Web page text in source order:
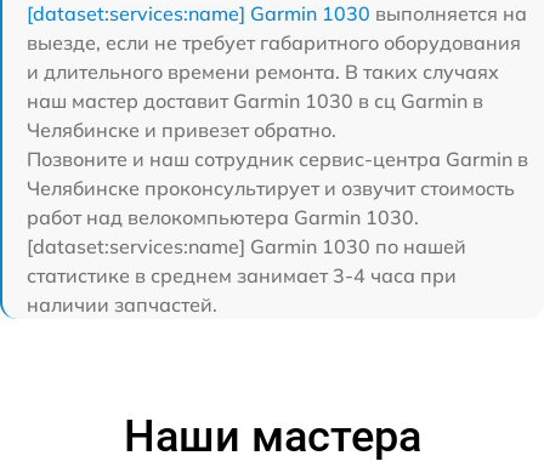
[dataset:services:name] Garmin 1030 выполняется на
выезде, если не требует габаритного оборудования
и длительного времени ремонта. В таких случаях
наш мастер доставит Garmin 1030 в сц Garmin в
Челябинске и привезет обратно.
Позвоните и наш сотрудник сервис-центра Garmin в
Челябинске проконсультирует и озвучит стоимость
работ над велокомпьютера Garmin 1030.
[dataset:services:name] Garmin 1030 по нашей
статистике в среднем занимает 3-4 часа при
наличии запчастей.
Наши мастера